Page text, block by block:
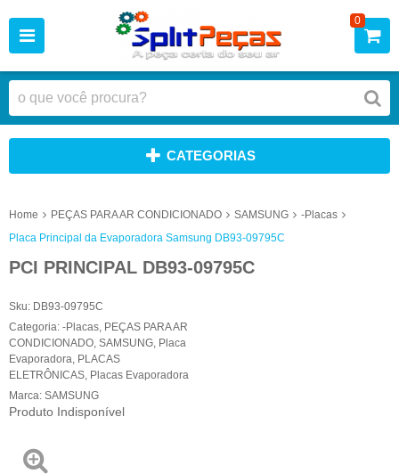
0
CATEGORIAS
Home PEÇAS PARA AR CONDICIONADO SAMSUNG
-Placas
Placa Principal da Evaporadora Samsung DB93-09795C
PCI PRINCIPAL DB93-09795C
Sku: DB93-09795C
Categoria: -Placas PEÇAS PARA AR
CONDICIONADO SAMSUNG Placa
Evaporadora PLACAS
ELETRÔNICAS Placas Evaporadora
Marca: SAMSUNG
Produto Indisponível